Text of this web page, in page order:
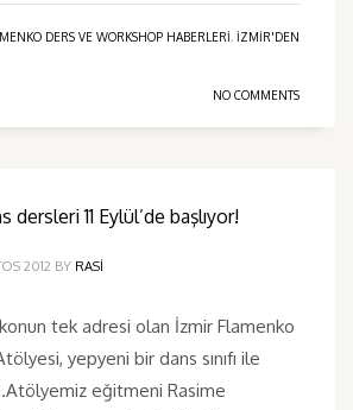
DERS VE WORKSHOP HABERLERI, IZMIR'DEN
NO COMMENTS
dersleri 11 Eylül’de başlıyor!
2012 BY RASI
tek adresi olan İzmir Flamenko
yepyeni bir dans sınıfı ile
eğitmeni Rasime